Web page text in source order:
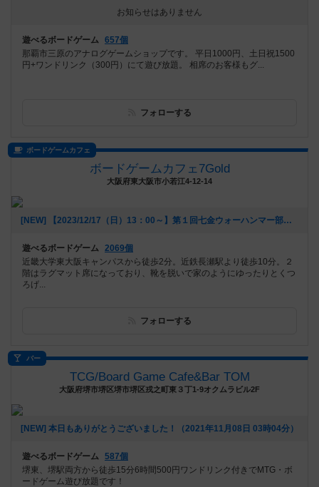
お知らせはありません
遊べるボードゲーム 657個
那覇市三原のアナログゲームショップです。 平日1000円、土日祝1500
円+ワンドリンク（300円）にて遊び放題。 相席のお客様もグ...
フォローする
ボードゲームカフェ
ボードゲームカフェ7Gold
大阪府東大阪市小若江4-12-14
[NEW] 【2023/12/17（日）13：00～】第１回七金ウォーハンマー部（2023年12月06日 16時25分）
遊べるボードゲーム 2069個
近畿大学東大阪キャンパスから徒歩2分。近鉄長瀬駅より徒歩10分。２
階はラグマット席になっており、靴を脱いで家のようにゆったりとくつ
ろげ...
フォローする
バー
TCG/Board Game Cafe&Bar TOM
大阪府堺市堺区堺市堺区戎之町東３丁1-9オクムラビル2F
[NEW] 本日もありがとうございました！（2021年11月08日 03時04分）
遊べるボードゲーム 587個
堺東、堺駅両方から徒歩15分6時間500円ワンドリンク付きでMTG・ボ
ードゲーム遊び放題です！